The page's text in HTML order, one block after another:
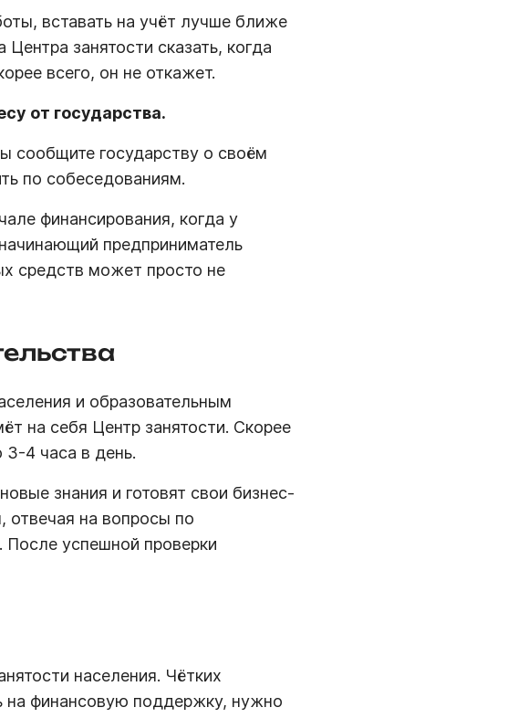
вставать на учёт лучше ближе
занятости сказать, когда
всего, он не откажет.
от государства.
сообщите государству о своём
по собеседованиям.
финансирования, когда у
предприниматель
средств может просто не
и образовательным
на себя Центр занятости. Скорее
3-4 часа в день.
знания и готовят свои бизнес-
отвечая на вопросы по
успешной проверки
населения. Чётких
на финансовую поддержку, нужно